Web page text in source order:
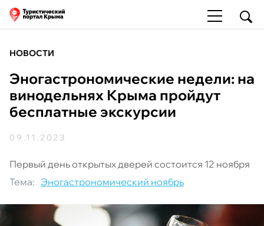
НОВОСТИ
Эногастрономические недели: на
винодельнях Крыма пройдут
бесплатные экскурсии
09.11.2023
Первый день открытых дверей состоится 12 ноября
Тема: Эногастрономический ноябрь